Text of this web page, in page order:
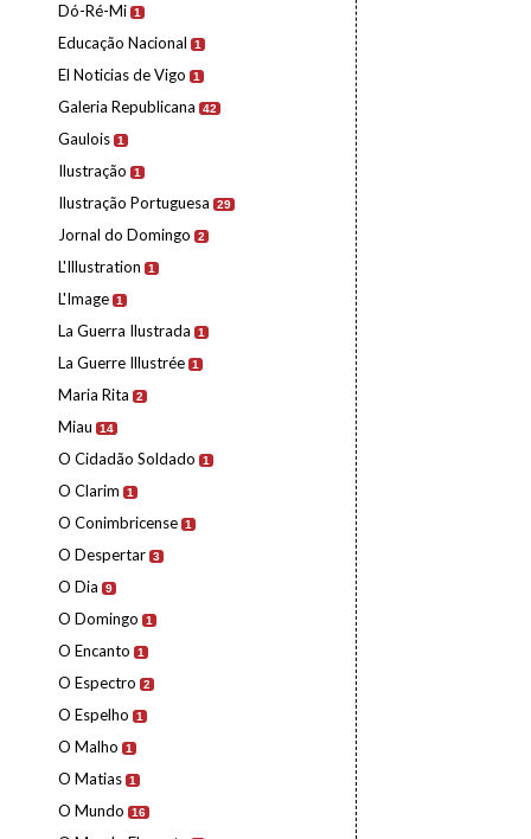
Dó-Ré-Mi 1
Educação Nacional 1
El Noticias de Vigo 1
Galeria Republicana 42
Gaulois 1
Ilustração 1
Ilustração Portuguesa 29
Jornal do Domingo 2
L'Illustration 1
L'Image 1
La Guerra Ilustrada 1
La Guerre Illustrée 1
Maria Rita 2
Miau 14
O Cidadão Soldado 1
O Clarim 1
O Conimbricense 1
O Despertar 3
O Dia 9
O Domingo 1
O Encanto 1
O Espectro 2
O Espelho 1
O Malho 1
O Matias 1
O Mundo 16